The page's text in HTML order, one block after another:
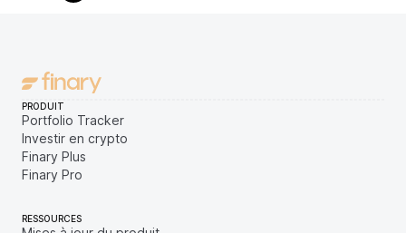
PRODUIT
Portfolio Tracker
Investir en crypto
Finary Plus
Finary Pro
RESSOURCES